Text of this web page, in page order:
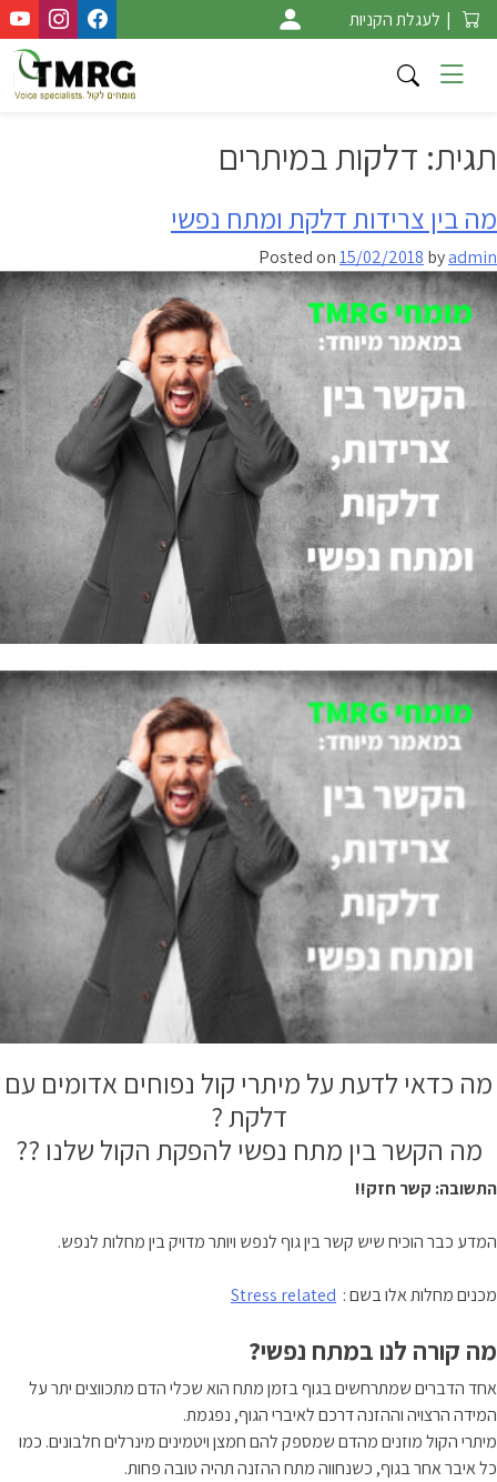
Skip
to
content
| לעגלת הקניות
תגית: דלקות במיתרים
מה בין צרידות דלקת ומתח נפשי
Posted on15/02/2018 byadmin
מה כדאי לדעת על מיתרי קול נפוחים אדומים עם
דלקת ?
מה הקשר בין מתח נפשי להפקת הקול שלנו ??
התשובה: קשר חזק!!
המדע כבר הוכיח שיש קשר בין גוף לנפש ויותר מדויק בין מחלות לנפש.
מכנים מחלות אלו בשם : Stress related
מה קורה לנו במתח נפשי?
אחד הדברים שמתרחשים בגוף בזמן מתח הוא שכלי הדם מתכווצים יתר על
המידה הרצויה וההזנה דרכם לאיברי הגוף, נפגמת.
מיתרי הקול מוזנים מהדם שמספק להם חמצן ויטמינים מינרלים חלבונים. כמו
כל איבר אחר בגוף, כשנחווה מתח ההזנה תהיה טובה פחות.